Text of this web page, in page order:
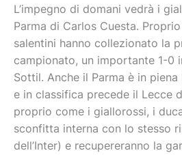
L’impegno di domani vedrà i
Parma di Carlos Cuesta.
salentini hanno collezionato la
campionato, un importante 1-0
Sottil. Anche il Parma è in
e in classifica precede il Lecce
proprio come i giallorossi, i
sconfitta interna con lo stesso
dell’Inter) e recupereranno la